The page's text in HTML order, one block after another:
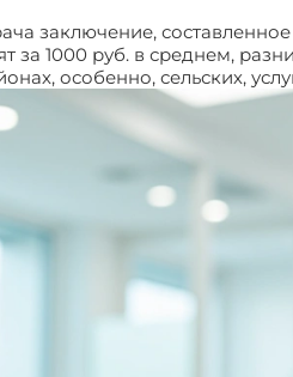
заключение,
1000 руб. в среднем,
особенно, сельских,